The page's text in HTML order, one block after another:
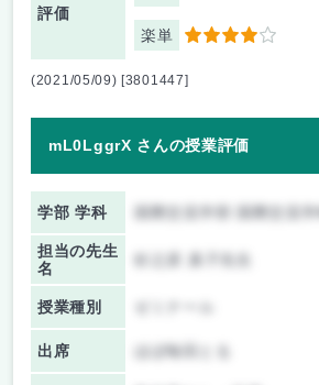
評価
楽単 4
(2021/05/09) [3801447]
mL0LggrX さんの授業評価
学部 学科
担当の先生
名
授業種別
出席 ほぼ毎回とる